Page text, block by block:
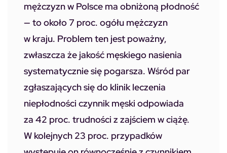
mężczyzn w Polsce ma obniżoną płodność
— to około 7 proc. ogółu mężczyzn
w kraju. Problem ten jest poważny,
zwłaszcza że jakość męskiego nasienia
systematycznie się pogarsza. Wśród par
zgłaszających się do klinik leczenia
niepłodności czynnik męski odpowiada
za 42 proc. trudności z zajściem w ciążę.
W kolejnych 23 proc. przypadków